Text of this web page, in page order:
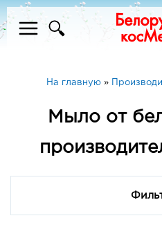
На главную»
Мыло от